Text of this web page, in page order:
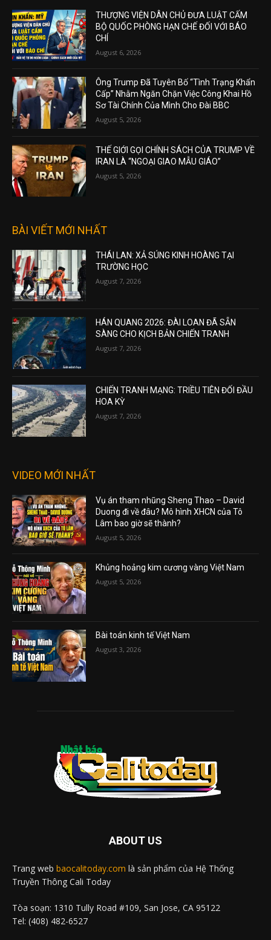
THƯỢNG VIỆN DÂN CHỦ ĐƯA LUẬT CẤM
BỘ QUỐC PHÒNG HẠN CHẾ ĐỐI VỚI BÁO
CHÍ
August 6, 2026
Ông Trump Đã Tuyên Bố “Tình Trạng Khẩn
Cấp” Nhằm Ngăn Chặn Việc Công Khai Hồ
Sơ Tài Chính Của Mình Cho Đài BBC
August 5, 2026
THẾ GIỚI GỌI CHÍNH SÁCH CỦA TRUMP VỀ
IRAN LÀ “NGOẠI GIAO MẪU GIÁO”
August 5, 2026
BÀI VIẾT MỚI NHẤT
THÁI LAN: XẢ SÚNG KINH HOÀNG TẠI
TRƯỜNG HỌC
August 7, 2026
HÁN QUANG 2026: ĐÀI LOAN ĐÃ SẴN
SÀNG CHO KỊCH BẢN CHIẾN TRANH
August 7, 2026
CHIẾN TRANH MẠNG: TRIỀU TIÊN ĐỐI ĐẦU
HOA KỲ
August 7, 2026
VIDEO MỚI NHẤT
Vụ án tham nhũng Sheng Thao – David
Duong đi về đâu? Mô hình XHCN của Tô
Lâm bao giờ sẽ thành?
August 5, 2026
Khủng hoảng kim cương vàng Việt Nam
August 5, 2026
Bài toán kinh tế Việt Nam
August 3, 2026
ABOUT US
Trang web baocalitoday.com là sản phẩm của Hệ Thống
Truyền Thông Cali Today
Tòa soạn: 1310 Tully Road #109, San Jose, CA 95122
Tel: (408) 482-6527